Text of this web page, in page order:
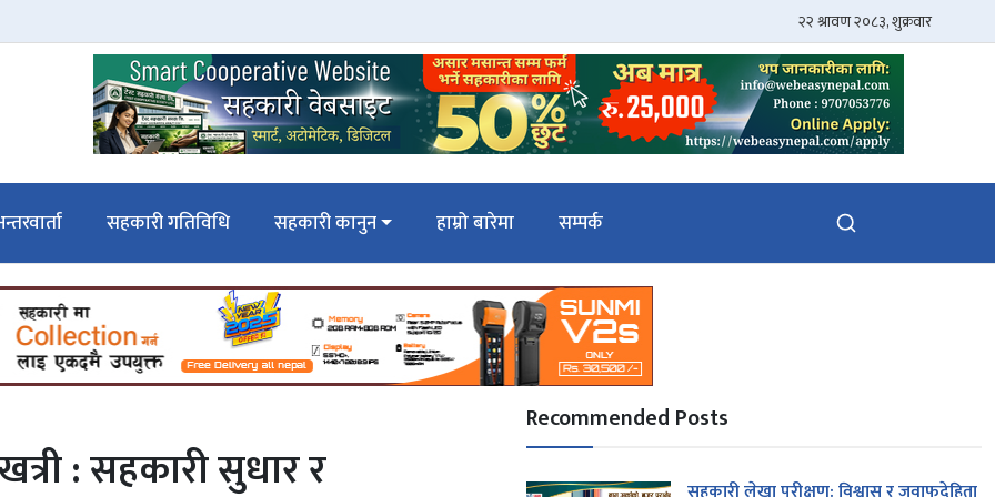
सहकारी गतिविधि सहकारी कानुन हाम्रो बारेमा सम्पर्क
: सहकारी सुधार र
Recommended Posts